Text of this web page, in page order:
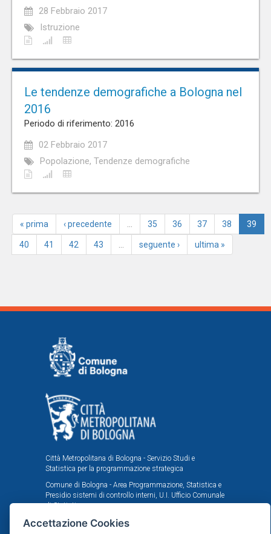
28 Febbraio 2017
Istruzione
Le tendenze demografiche a Bologna nel
2016
Periodo di riferimento: 2016
02 Febbraio 2017
Popolazione, Tendenze demografiche
« prima ‹ precedente 35 36 37 38 39
40 41 42 43 seguente › ultima »
Città Metropolitana di Bologna - Servizio Studi e
Statistica per la programmazione strategica
Comune di Bologna - Area Programmazione, Statistica e
Presidio sistemi di controllo interni, U.I. Ufficio Comunale
di Statistica
Il portale statistico metropolitano è stato realizzato
Accettazione Cookies